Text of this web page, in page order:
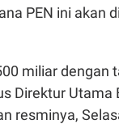
PEN ini akan
miliar dengan
Direktur Utama
resminya,